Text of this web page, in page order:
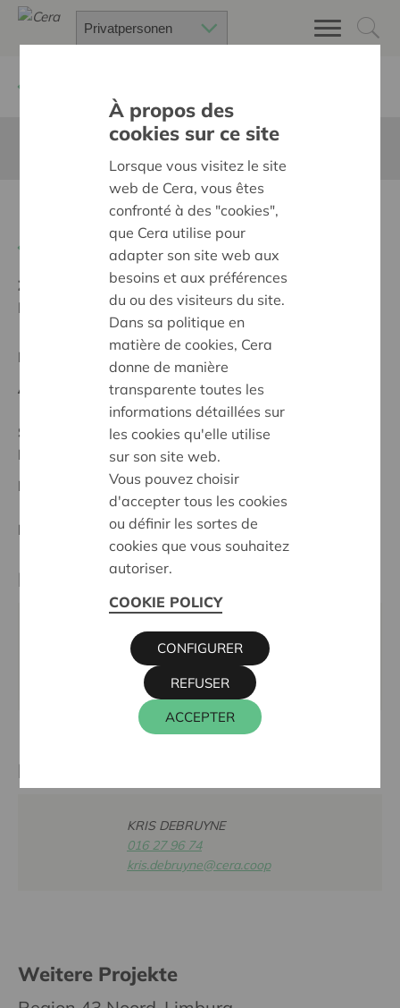
Kom uit je kot
Ziel:
Une société solidaire et respectueuse, sans
barrières
Regionales Projekt
Anfangsdatum:04/02/2025
Stand :
Complete
Noord-Limburg
Datum:
04/02/2025
Entscheidung:Approved
Partner
Welzijnsschakel TOCHTGENOTEN Oudsbergen,
Tulpenstraat 3, 3670 OUDSBERGEN
tochtgenoten2025@gmail.com
Kontaktperson
KRIS DEBRUYNE
016 27 96 74
kris.debruyne@cera.coop
Weitere Projekte
À propos des
cookies sur ce site
Lorsque vous visitez le site
web de Cera, vous êtes
confronté à des "cookies",
que Cera utilise pour
adapter son site web aux
besoins et aux préférences
du ou des visiteurs du site.
Dans sa politique en
matière de cookies, Cera
donne de manière
transparente toutes les
informations détaillées sur
les cookies qu'elle utilise
sur son site web.
Vous pouvez choisir
d'accepter tous les cookies
ou définir les sortes de
cookies que vous souhaitez
autoriser.
COOKIE POLICY
ACCEPTER
REFUSER
CONFIGURER